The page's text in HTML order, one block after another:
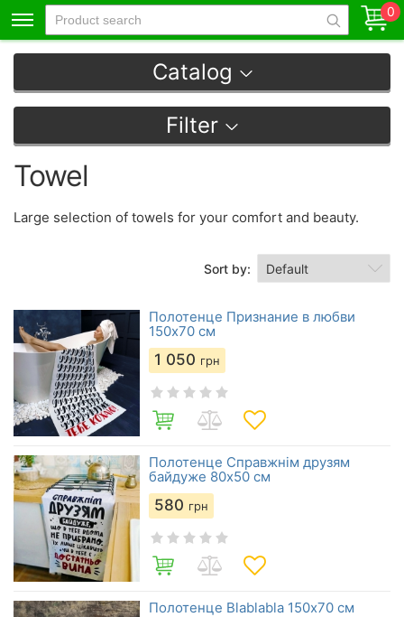
0
Catalog
Filter
Towel
Large selection of towels for your comfort and beauty.
Sort by:
Полотенце Признание в любви
150х70 см
1 050 грн
Полотенце Справжнім друзям
байдуже 80х50 см
580 грн
Полотенце Blablabla 150х70 см